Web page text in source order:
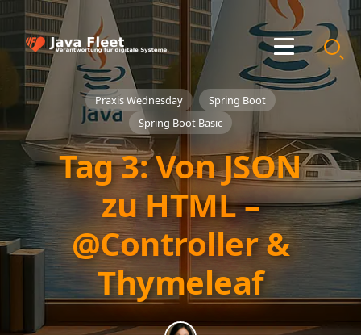
Praxis Wednesday
Spring Boot
Spring Boot Basic
Tag 3: Von JSON
zu HTML –
@Controller &
Thymeleaf